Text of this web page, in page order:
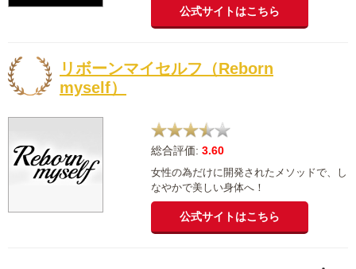
公式サイトはこちら
リボーンマイセルフ（Reborn
myself）
総合評価: 3.60
女性の為だけに開発されたメソッドで、し
なやかで美しい身体へ！
公式サイトはこちら